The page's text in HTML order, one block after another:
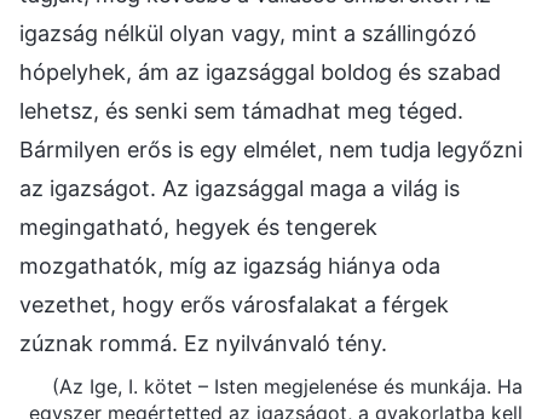
igazság nélkül olyan vagy, mint a szállingózó
hópelyhek, ám az igazsággal boldog és szabad
lehetsz, és senki sem támadhat meg téged.
Bármilyen erős is egy elmélet, nem tudja legyőzni
az igazságot. Az igazsággal maga a világ is
megingatható, hegyek és tengerek
mozgathatók, míg az igazság hiánya oda
vezethet, hogy erős városfalakat a férgek
zúznak rommá. Ez nyilvánvaló tény.
(Az Ige, I. kötet – Isten megjelenése és munkája. Ha
egyszer megértetted az igazságot, a gyakorlatba kell